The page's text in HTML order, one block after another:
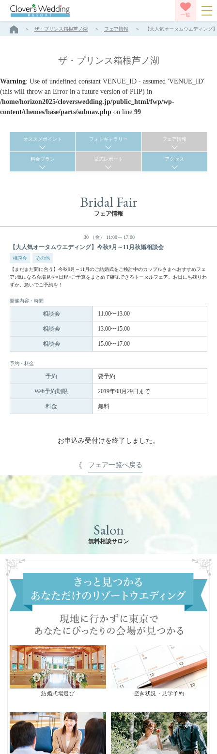
一覧
ザ・プリンス箱根芦ノ湖 フェア情報 【大人気オータムウエディング
ザ・プリンス箱根芦ノ湖
Warning: Use of undefined constant VENUE_ID - assumed 'VENUE_ID'
(this will throw an Error in a future version of PHP) in
/home/horizon2025/cloverswedding.jp/public_html/fwp/wp-
content/themes/base/parts/subnav.php on line 99
オススメポイント フォトギャラリー フェア情報
料金プラン 挙式レポート アクセス
Bridal Fair
フェア情報
30 （金） 11:00 17:00
【大人気オータムウエディング】今秋9月～11月秋婚相談会
相談会 その他
【まだまだ間に合う】今秋9月～11月のご結婚式をご検討中のカップルさまへおすすめフェ
ア♪気になる会場見学×日程×ご予算をまとめて確認できるトータルフェア。お日にち残りわ
ずか、急いでご予約を！
開催内容・時間
相談会 11:00〜13:00
相談会 13:00〜15:00
相談会 15:00〜17:00
予約・料金
予約 要予約
Web予約期限 2019年08月29日まで
料金 無料
お申込み受付けを終了しました。
フェア一覧へ戻る
Salon
無料相談サロン
結婚式場選び 空き状況・見学予約